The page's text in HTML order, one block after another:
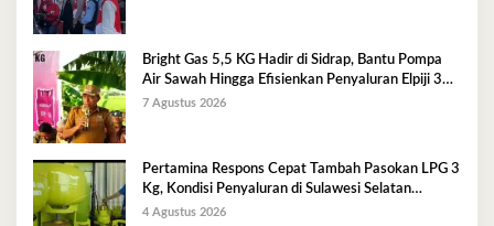
Bright Gas 5,5 KG Hadir di Sidrap, Bantu Pompa
Air Sawah Hingga Efisienkan Penyaluran Elpiji 3
Kg
7 Agustus 2026
Pertamina Respons Cepat Tambah Pasokan LPG 3
Kg, Kondisi Penyaluran di Sulawesi Selatan
Berlangsung Kondusif
4 Agustus 2026